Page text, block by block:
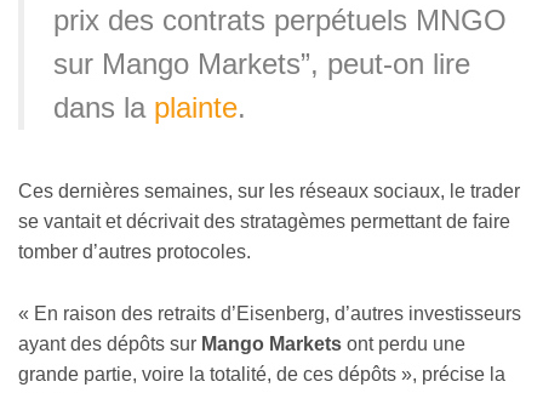
prix des contrats perpétuels MNGO
sur Mango Markets”, peut-on lire
dans la plainte.
Ces dernières semaines, sur les réseaux sociaux, le trader
se vantait et décrivait des stratagèmes permettant de faire
tomber d’autres protocoles.
« En raison des retraits d’Eisenberg, d’autres investisseurs
ayant des dépôts sur Mango Markets ont perdu une
grande partie, voire la totalité, de ces dépôts », précise la